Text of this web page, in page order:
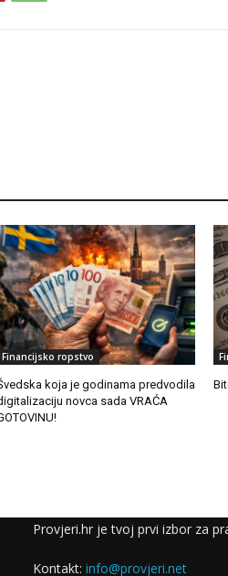
Financijsko ropstvo
koja je godinama predvodila
novca sada VRAĆA
Provjeri.hr je tvoj prvi izbor za
Kontakt: info@provjeri.net